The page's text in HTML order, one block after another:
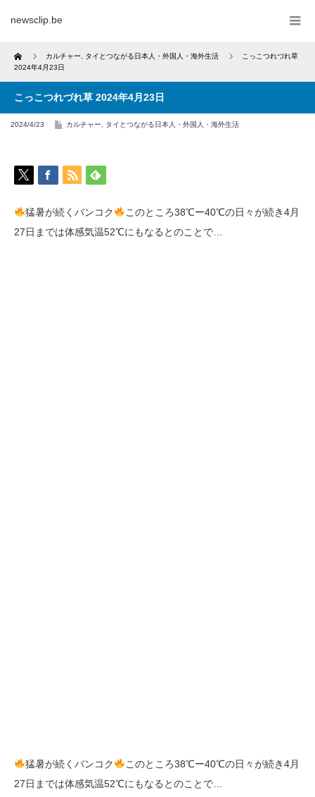
newsclip.be
Home カルチャー タイとつながる日本人・外国人・海外生活
こっこつれづれ草
2024年4月23日
こっこつれづれ草 2024年4月23日
2024/4/23 カルチャー タイとつながる日本人・外国人・海外生活
猛暑が続くバンコク
このところ38℃ー40℃の日々が続き4月
27日までは体感気温52℃にもなるとのことで…
猛暑が続くバンコク
このところ38℃ー40℃の日々が続き4月
27日までは体感気温52℃にもなるとのことで…